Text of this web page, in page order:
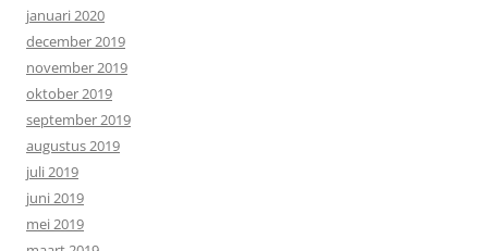
januari 2020
december 2019
november 2019
oktober 2019
september 2019
augustus 2019
juli 2019
juni 2019
mei 2019